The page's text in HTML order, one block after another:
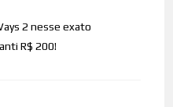
2 nesse exato
R$ 200!